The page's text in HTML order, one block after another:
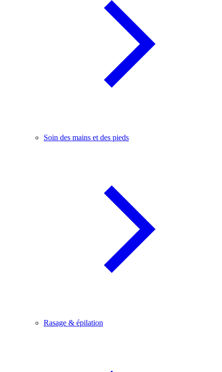
Soin des mains et des pieds
Rasage & épilation